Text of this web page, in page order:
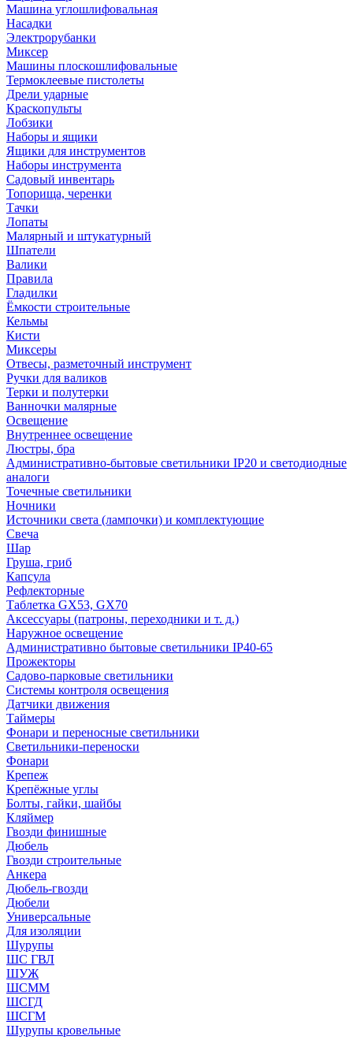
Машина углошлифовальная
Насадки
Электрорубанки
Миксер
Машины плоскошлифовальные
Термоклеевые пистолеты
Дрели ударные
Краскопульты
Лобзики
Наборы и ящики
Ящики для инструментов
Наборы инструмента
Садовый инвентарь
Топорища, черенки
Тачки
Лопаты
Малярный и штукатурный
Шпатели
Валики
Правила
Гладилки
Ёмкости строительные
Кельмы
Кисти
Миксеры
Отвесы, разметочный инструмент
Ручки для валиков
Терки и полутерки
Ванночки малярные
Освещение
Внутреннее освещение
Люстры, бра
Административно-бытовые светильники IP20 и светодиодные
аналоги
Точечные светильники
Ночники
Источники света (лампочки) и комплектующие
Свеча
Шар
Груша, гриб
Капсула
Рефлекторные
Таблетка GX53, GX70
Аксессуары (патроны, переходники и т. д.)
Наружное освещение
Административно бытовые светильники IP40-65
Прожекторы
Садово-парковые светильники
Системы контроля освещения
Датчики движения
Таймеры
Фонари и переносные светильники
Светильники-переноски
Фонари
Крепеж
Крепёжные углы
Болты, гайки, шайбы
Кляймер
Гвозди финишные
Дюбель
Гвозди строительные
Анкера
Дюбель-гвозди
Дюбели
Универсальные
Для изоляции
Шурупы
ШС ГВЛ
ШУЖ
ШСММ
ШСГД
ШСГМ
Шурупы кровельные